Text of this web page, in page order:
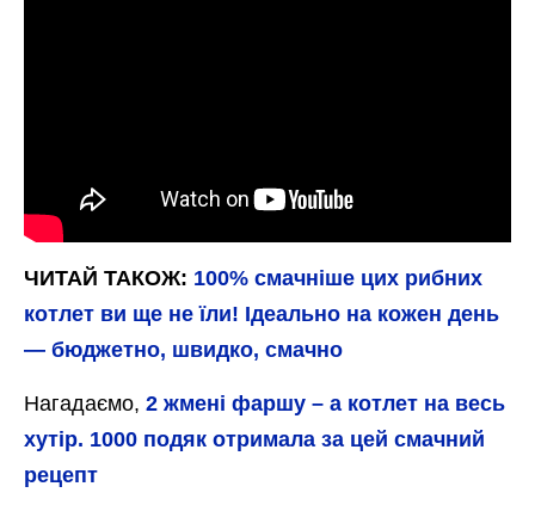
ЧИТАЙ ТАКОЖ: 100% смачніше цих рибних
котлет ви ще не їли! Ідеально на кожен день
— бюджетно, швидко, смачно
Нагадаємо, 2 жмені фаршу – а котлет на весь
хутір. 1000 подяк отримала за цей смачний
рецепт